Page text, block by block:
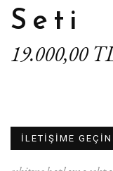
Seti
19.000,00
İLETİŞİME GEÇİN